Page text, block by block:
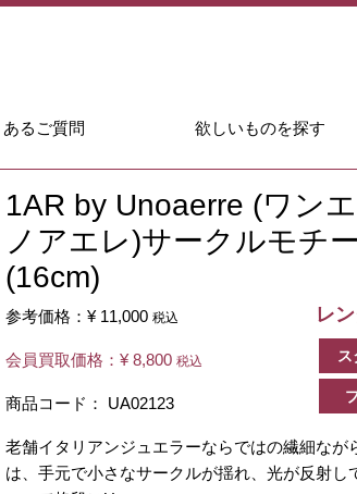
あるご質問 欲しいものを探す
1AR by Unoaerre (ワン
ノアエレ)サークルモチ
(16cm)
参考価格： ¥ 11,000 税込
会員買取価格： ¥ 8,800 税込
商品コード： UA02123
レ
老舗イタリアンジュエラーならではの繊細なが
は、手元で小さなサークルが揺れ、光が反射